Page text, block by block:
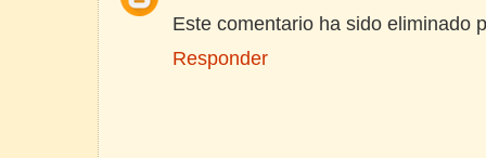
Este comentario ha sido eliminado
Responder